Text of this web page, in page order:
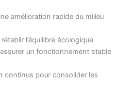
amélioration rapide du milieu
l’équilibre écologique
un fonctionnement stable
continus pour consolider les